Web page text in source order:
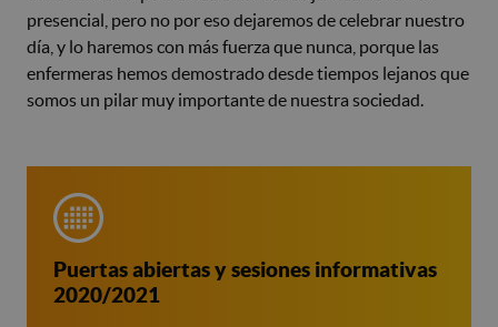
presencial, pero no por eso dejaremos de celebrar nuestro
día, y lo haremos con más fuerza que nunca, porque las
enfermeras hemos demostrado desde tiempos lejanos que
somos un pilar muy importante de nuestra sociedad.
Puertas abiertas y sesiones informativas
2020/2021